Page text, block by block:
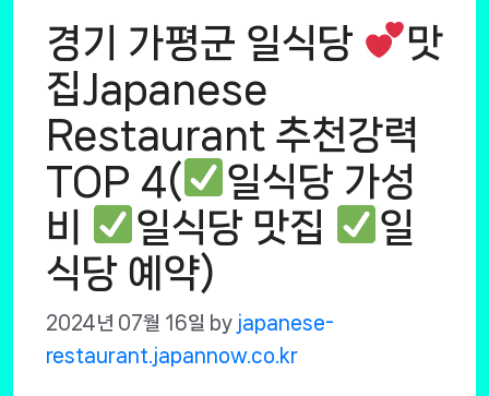
경기 가평군 일식당
맛
집Japanese
Restaurant 추천강력
TOP 4(
일식당 가성
비
일식당 맛집
일
식당 예약)
2024년 07월 16일 by japanese-
restaurant.japannow.co.kr